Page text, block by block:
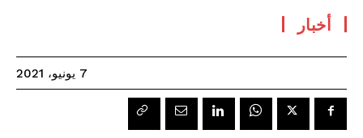
أخبار
7 يونيو، 2021